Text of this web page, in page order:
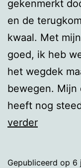
gekenmerkt
en de
kwaal. Met
goed, ik heb
het wegdek
bewegen. Mijn
heeft nog
verderKunst
Gepubliceerd op 6